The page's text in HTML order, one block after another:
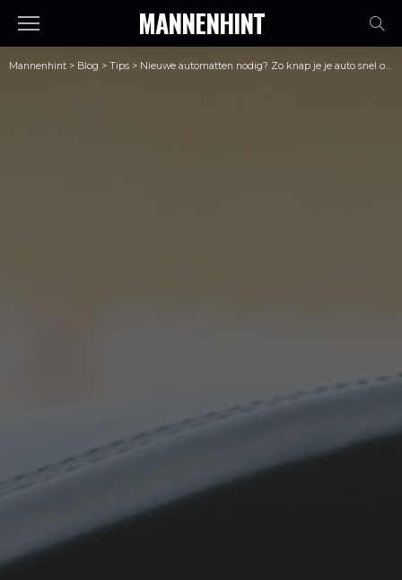
MANNENHINT
Mannenhint > Blog > Tips > Nieuwe automatten nodig? Zo knap je je auto snel op!